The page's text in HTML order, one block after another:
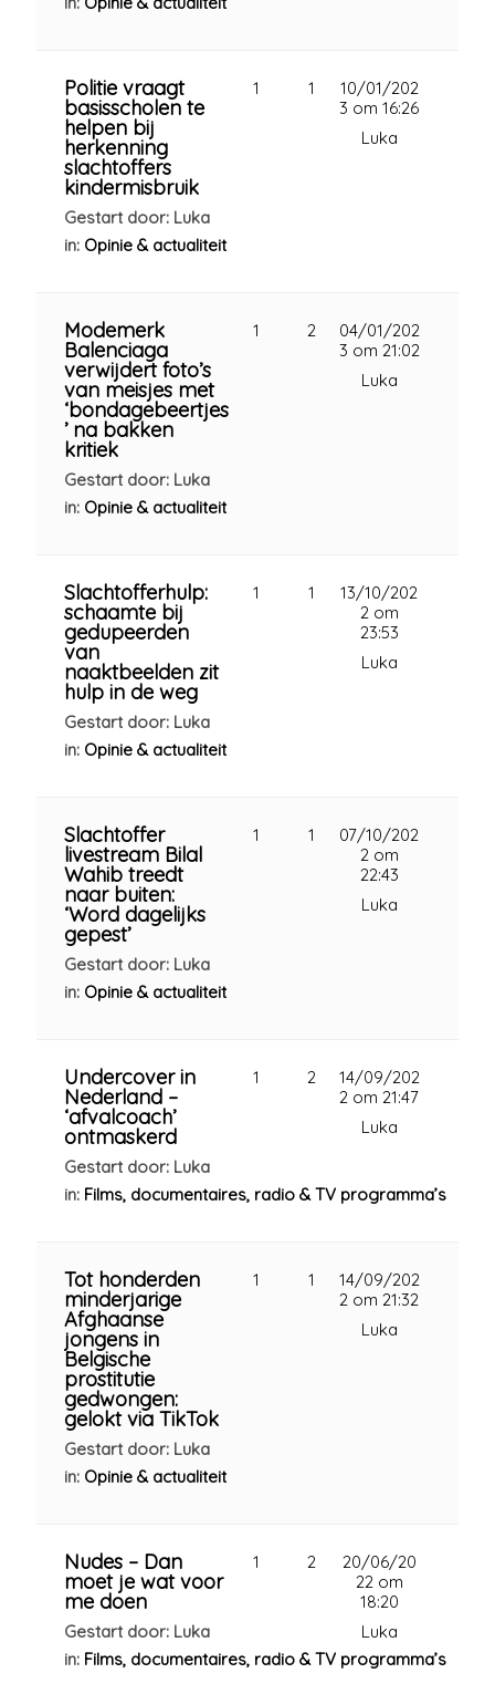
Politie vraagt
basisscholen te
helpen bij
herkenning
slachtoffers
kindermisbruik
Gestart door: Luka
in: Opinie & actualiteit
1 1
10/01/202
3 om 16:26
Luka
Modemerk
Balenciaga
verwijdert foto’s
van meisjes met
‘bondagebeertjes
’ na bakken
kritiek
Gestart door: Luka
in: Opinie & actualiteit
1 2
04/01/202
3 om 21:02
Luka
Slachtofferhulp:
schaamte bij
gedupeerden
van
naaktbeelden zit
hulp in de weg
Gestart door: Luka
in: Opinie & actualiteit
1 1
13/10/202
2 om
23:53
Luka
Slachtoffer
livestream Bilal
Wahib treedt
naar buiten:
‘Word dagelijks
gepest’
Gestart door: Luka
in: Opinie & actualiteit
1 1
07/10/202
2 om
22:43
Luka
Undercover in
Nederland –
‘afvalcoach’
ontmaskerd
Gestart door: Luka
in: Films, documentaires, radio & TV programma’s
1 2
14/09/202
2 om 21:47
Luka
Tot honderden
minderjarige
Afghaanse
jongens in
Belgische
prostitutie
gedwongen:
gelokt via TikTok
Gestart door: Luka
in: Opinie & actualiteit
1 1
14/09/202
2 om 21:32
Luka
Nudes – Dan
moet je wat voor
me doen
Gestart door: Luka
in: Films, documentaires, radio & TV programma’s
1 2
20/06/20
22 om
18:20
Luka